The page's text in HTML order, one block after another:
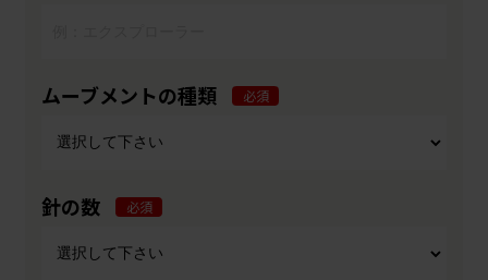
ムーブメントの種類 必須
針の数 必須